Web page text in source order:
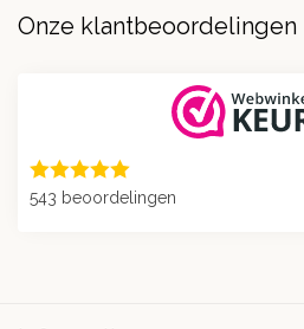
Onze klantbeoordelingen
543 beoordelingen